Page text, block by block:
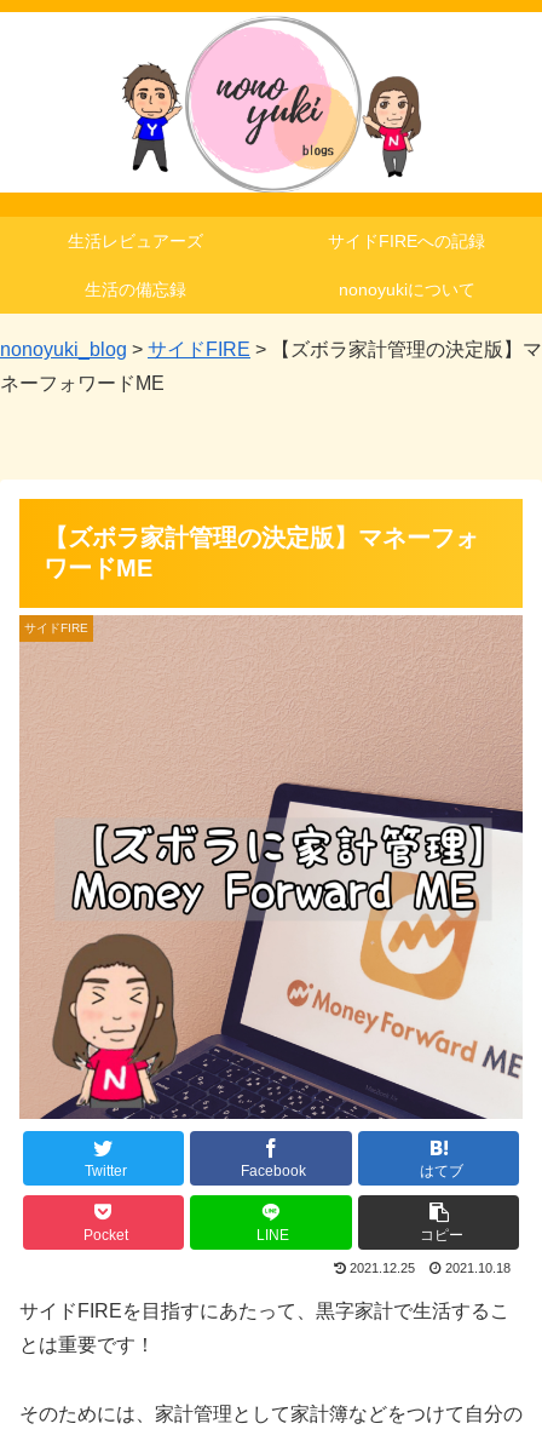
生活レビュアーズ サイドFIREへの記録
生活の備忘録 nonoyukiについて
nonoyuki_blog > サイドFIRE >
【ズボラ家計管理の決定版】マ
ネーフォワードME
【ズボラ家計管理の決定版】マネーフォ
ワードME
サイドFIRE
Twitter Facebook はてブ
Pocket LINE コピー
2021.12.25 2021.10.18
サイドFIREを目指すにあたって、黒字家計で生活するこ
とは重要です！
そのためには、家計管理として家計簿などをつけて自分の